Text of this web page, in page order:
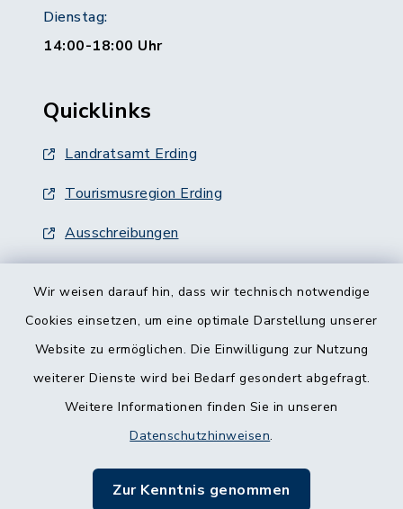
Wir weisen darauf hin, dass wir technisch notwendige
Cookies einsetzen, um eine optimale Darstellung unserer
Website zu ermöglichen. Die Einwilligung zur Nutzung
weiterer Dienste wird bei Bedarf gesondert abgefragt.
Weitere Informationen finden Sie in unseren
Datenschutzhinweisen.
Zur Kenntnis genommen
Dienstag:
14:00-18:00 Uhr
Quicklinks
Landratsamt Erding
Tourismusregion Erding
Ausschreibungen
Barrierefreiheit